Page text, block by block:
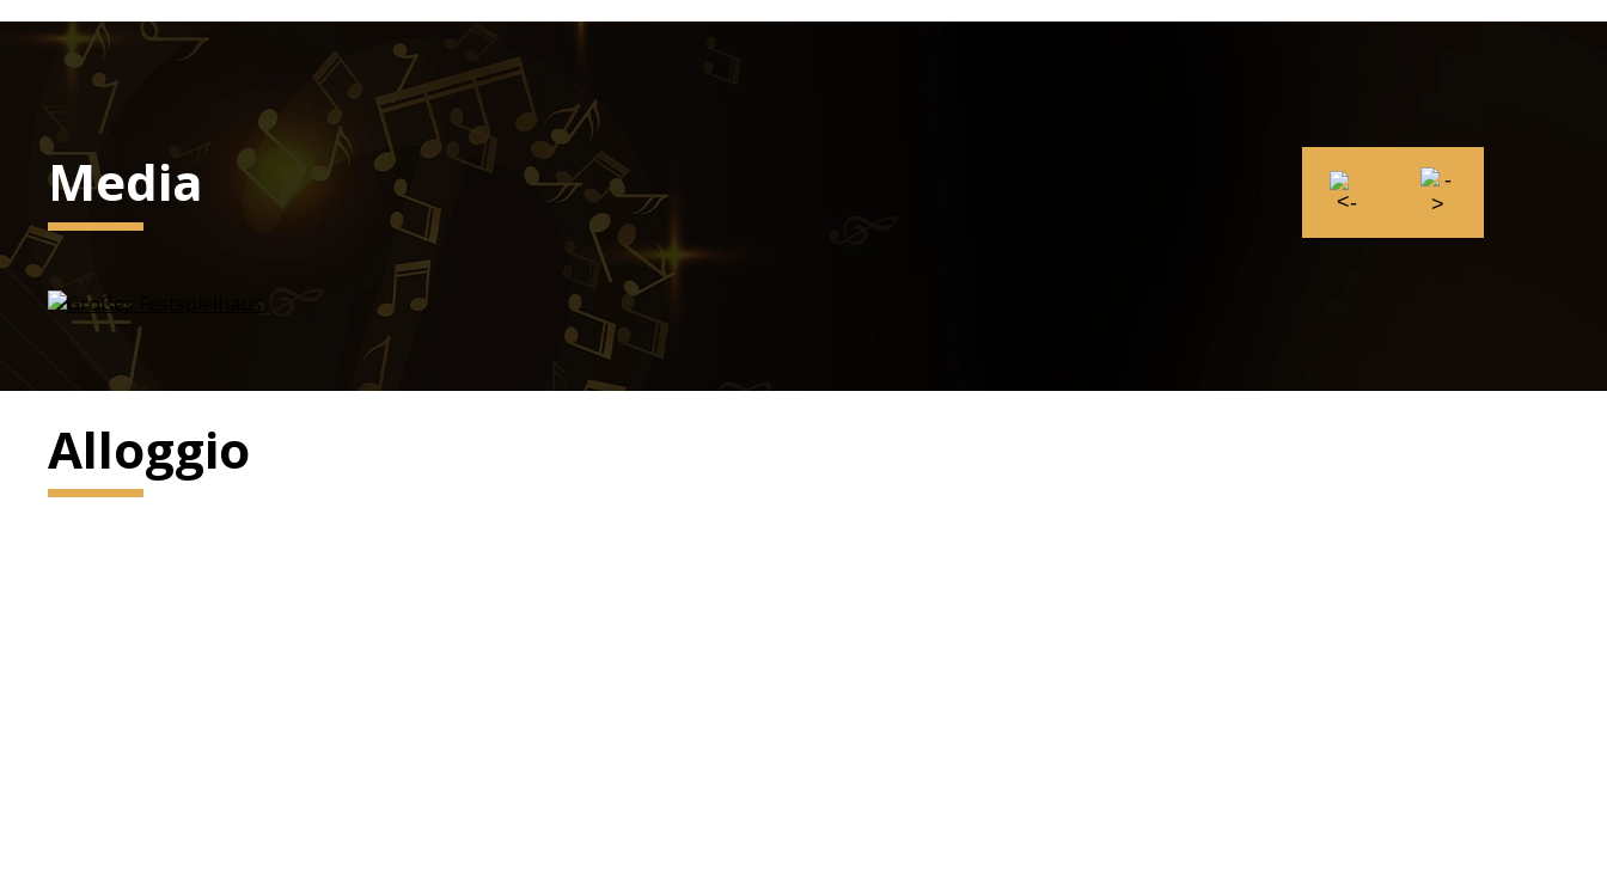
Media
Alloggio